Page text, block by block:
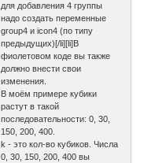
для добавления 4 группы
надо создать переменные
group4 и icon4 (по типу
предыдущих)[/li][li]В
фиолетовом коде вы также
должно внести свои
изменения.
В моём примере кубики
растут в такой
последовательности: 0, 30,
150, 200, 400.
k - это кол-во кубиков. Числа
0, 30, 150, 200, 400 вы